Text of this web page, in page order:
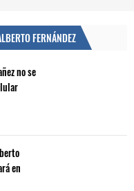
FERNÁNDEZ
no se
en